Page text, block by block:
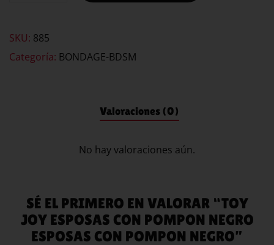
SKU: 885
Categoría: BONDAGE-BDSM
Valoraciones (0)
No hay valoraciones aún.
SÉ EL PRIMERO EN VALORAR “TOY
JOY ESPOSAS CON POMPON NEGRO
ESPOSAS CON POMPON NEGRO”